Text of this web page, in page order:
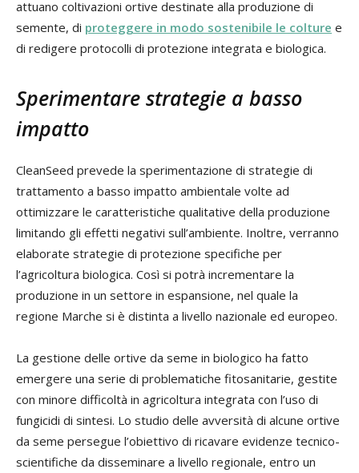
attuano coltivazioni ortive destinate alla produzione di
semente, di proteggere in modo sostenibile le colture e
di redigere protocolli di protezione integrata e biologica.
Sperimentare strategie a basso
impatto
CleanSeed prevede la sperimentazione di strategie di
trattamento a basso impatto ambientale volte ad
ottimizzare le caratteristiche qualitative della produzione
limitando gli effetti negativi sull’ambiente. Inoltre, verranno
elaborate strategie di protezione specifiche per
l’agricoltura biologica. Così si potrà incrementare la
produzione in un settore in espansione, nel quale la
regione Marche si è distinta a livello nazionale ed europeo.
La gestione delle ortive da seme in biologico ha fatto
emergere una serie di problematiche fitosanitarie, gestite
con minore difficoltà in agricoltura integrata con l’uso di
fungicidi di sintesi. Lo studio delle avversità di alcune ortive
da seme persegue l’obiettivo di ricavare evidenze tecnico-
scientifiche da disseminare a livello regionale, entro un